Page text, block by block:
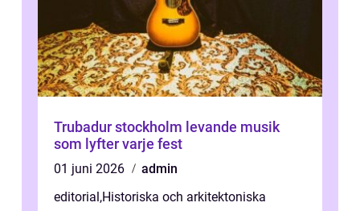
Trubadur stockholm levande musik
som lyfter varje fest
01 juni 2026
admin
editorial ,Historiska och arkitektoniska